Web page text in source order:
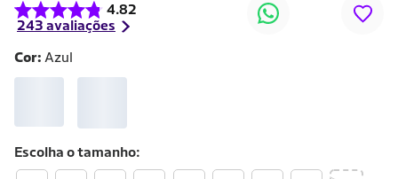
4.82
243 avaliações
Cor: Azul
Escolha otamanho